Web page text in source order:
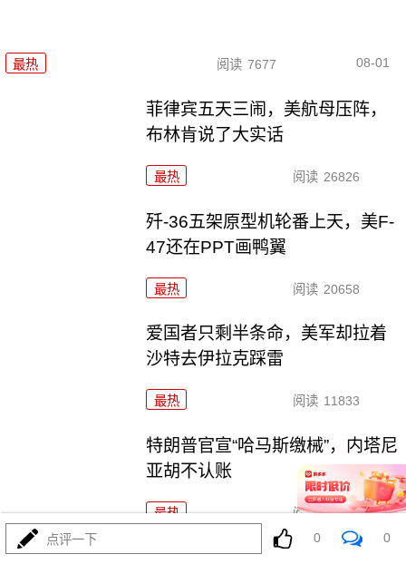
最热 阅读 7677 08-01
菲律宾五天三闹，美航母压阵，
布林肯说了大实话
最热 阅读 26826
歼-36五架原型机轮番上天，美F-
47还在PPT画鸭翼
最热 阅读 20658
爱国者只剩半条命，美军却拉着
沙特去伊拉克踩雷
最热 阅读 11833
特朗普官宣“哈马斯缴械”，内塔尼
亚胡不认账
最热 阅读 8177
高市早苗打造“战争大脑”，军国主义已进入实操
点评一下 0 0